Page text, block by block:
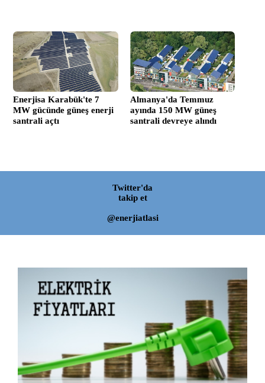
Enerjisa Karabük'te 7
MW gücünde güneş enerji
santrali açtı
Almanya'da Temmuz
ayında 150 MW güneş
santrali devreye alındı
Twitter'da
takip et
@enerjiatlasi